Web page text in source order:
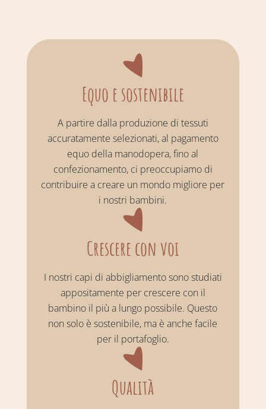
Equo e sostenibile
A partire dalla produzione di tessuti
accuratamente selezionati, al pagamento
equo della manodopera, fino al
confezionamento, ci preoccupiamo di
contribuire a creare un mondo migliore per
i nostri bambini.
Crescere con voi
I nostri capi di abbigliamento sono studiati
appositamente per crescere con il
bambino il più a lungo possibile. Questo
non solo è sostenibile, ma è anche facile
per il portafoglio.
Qualità